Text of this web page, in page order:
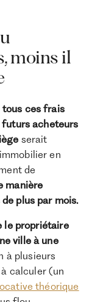
moins il
tous ces frais
futurs acheteurs
serait
en
de
manière
plus par mois.
le propriétaire
ville à une
à plusieurs
calculer (un
théorique